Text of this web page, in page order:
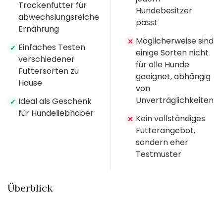
Trockenfutter für
abwechslungsreiche
Ernährung
✓ Einfaches Testen
verschiedener
Futtersorten zu
Hause
✓ Ideal als Geschenk
für Hundeliebhaber
Hundebesitzer
passt
✕ Möglicherweise sind
einige Sorten nicht
für alle Hunde
geeignet, abhängig
von
Unverträglichkeiten
✕ Kein vollständiges
Futterangebot,
sondern eher
Testmuster
Überblick